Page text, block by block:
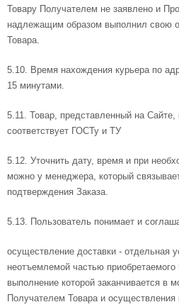
Товару Получателем не заявлено и
надлежащим образом выполнил свою
Товара.
5.10. Время нахождения курьера по
15 минутами.
5.11. Товар, представленный на Сайте,
соответствует ГОСТу и ТУ
5.12. Уточнить дату, время и при
можно у менеджера, который
подтверждения Заказа.
5.13. Пользователь понимает и
осуществление доставки - отдельная
неотъемлемой частью
выполнение которой заканчивается в
Получателем Товара и осуществления